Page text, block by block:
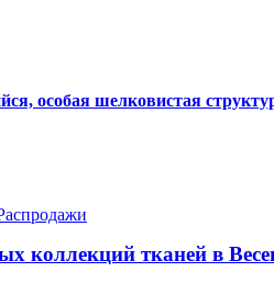
особая шелковистая
коллекций тканей в